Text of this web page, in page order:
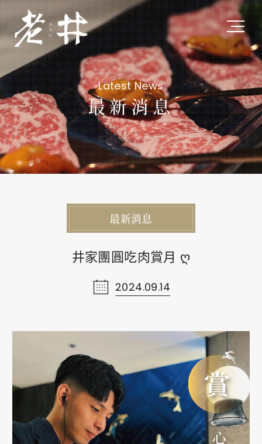
關於老井
About Us
私たちについて
最新消息
Latest News
関連ブランド
線上購物
ショッピング
聯絡我們
Contact Us
お問い合わせ
Latest News
最新消息
最新消息
井家團圓吃肉賞月 ღ
2024.09.14